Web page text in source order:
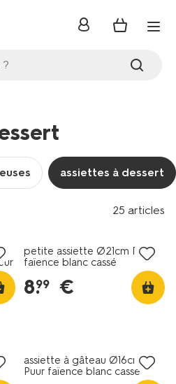
se
assiettes à dessert
25 articles
petite assiette Ø21cm Puur
faïence blanc cassé
8.
99 €
assiette à gâteau Ø16cm
Puur faïence blanc cassé